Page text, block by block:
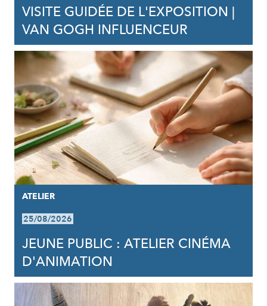
VISITE GUIDÉE DE L'EXPOSITION |
VAN GOGH INFLUENCEUR
ATELIER
25/08/2026
JEUNE PUBLIC : ATELIER CINÉMA
D'ANIMATION